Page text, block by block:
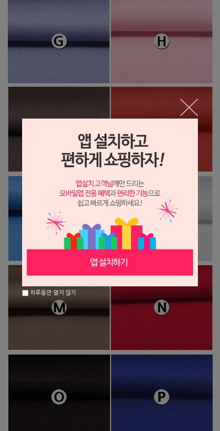
하루동안 열지 않기